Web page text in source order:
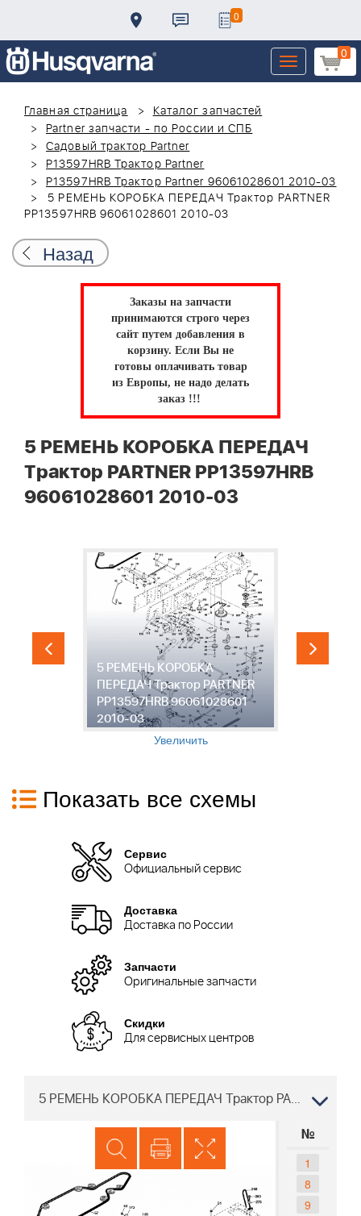
0
0
Toggle
navigation
Главная страница
Каталог запчастей
Partner запчасти - по России и СПБ
Садовый трактор Partner
P13597HRB Трактор Partner
P13597HRB Трактор Partner 96061028601 2010-03
5 РЕМЕНЬ КОРОБКА ПЕРЕДАЧ Трактор PARTNER
PP13597HRB 96061028601 2010-03
Назад
Заказы на запчасти
принимаются строго через
сайт путем добавления в
корзину. Если Вы не
готовы оплачивать товар
из Европы, не надо делать
заказ !!!
5 РЕМЕНЬ КОРОБКА ПЕРЕДАЧ
Трактор PARTNER PP13597HRB
96061028601 2010-03
5 РЕМЕНЬ КОРОБКА
ПЕРЕДАЧ Трактор PARTNER
PP13597HRB 96061028601
2010-03
Увеличить
Показать все схемы
Сервис
Официальный сервис
Доставка
Доставка по России
Запчасти
Оригинальные запчасти
Скидки
Для сервисных центров
5 РЕМЕНЬ КОРОБКА ПЕРЕДАЧ Трактор PARTNER PP13597HRB 96061028601 2010-03
№
1
8
9